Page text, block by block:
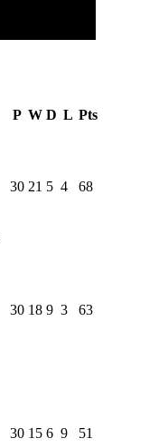
P W D L Pts
30 21 5 4 68
30 18 9 3 63
30 15 6 9 51